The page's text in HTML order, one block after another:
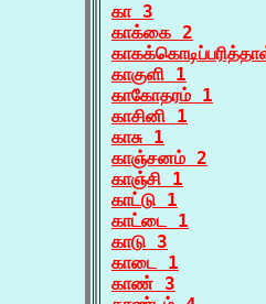
கா 3
காக்கை 2
காகுளி 1
காகோதரம் 1
காசினி 1
காசு 1
காஞ்சனம் 2
காஞ்சி 1
காட்டு 1
காட்டை 1
காடு 3
காடை 1
காண் 3